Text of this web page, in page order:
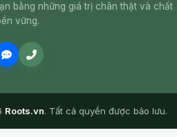
bằng những giá trị chân thật và chất
vững.
Roots.vn. Tất cả quyền được bảo lưu.